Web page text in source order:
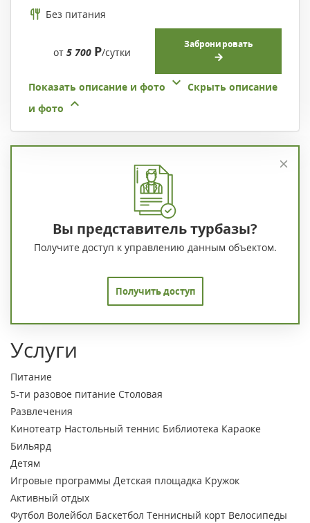
Без питания
от 5 700 Р/сутки
Забронировать
Показать описание и фото
Скрыть описание
и фото
Вы представитель турбазы?
Получите доступ к управлению данным объектом.
Получить доступ
Услуги
Питание
5-ти разовое питание Столовая
Развлечения
Кинотеатр Настольный теннис Библиотека Караоке
Бильярд
Детям
Игровые программы Детская площадка Кружок
Активный отдых
Футбол Волейбол Баскетбол Теннисный корт Велосипеды